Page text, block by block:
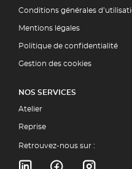
Conditions générales
Mentions légales
Politique de confidentialité
Gestion des cookies
NOS SERVICES
Atelier
Reprise
Retrouvez-nous sur :